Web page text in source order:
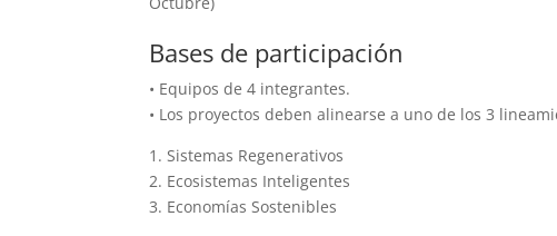
Bases de participación
• Equipos de 4 integrantes.
• Los proyectos deben alinearse a uno de los 3
1. Sistemas Regenerativos
2. Ecosistemas Inteligentes
3. Economías Sostenibles